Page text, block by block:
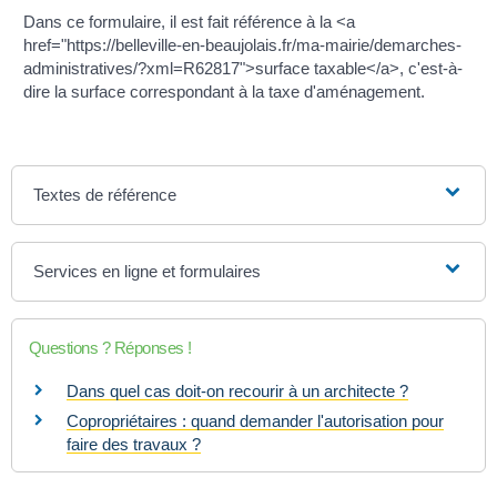
Dans ce formulaire, il est fait référence à la <a
href="https://belleville-en-beaujolais.fr/ma-mairie/demarches-
administratives/?xml=R62817">surface taxable</a>, c'est-à-
dire la surface correspondant à la taxe d'aménagement.
Textes de référence
Services en ligne et formulaires
Questions ? Réponses !
Dans quel cas doit-on recourir à un architecte ?
Copropriétaires : quand demander l'autorisation pour
faire des travaux ?